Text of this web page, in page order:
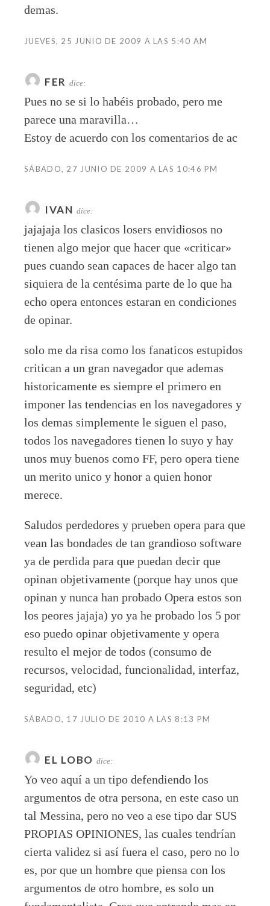
demas.
JUEVES, 25 JUNIO DE 2009 A LAS 5:40 AM
FER dice:
Pues no se si lo habéis probado, pero me
parece una maravilla…
Estoy de acuerdo con los comentarios de ac
SÁBADO, 27 JUNIO DE 2009 A LAS 10:46 PM
IVAN dice:
jajajaja los clasicos losers envidiosos no
tienen algo mejor que hacer que «criticar»
pues cuando sean capaces de hacer algo tan
siquiera de la centésima parte de lo que ha
echo opera entonces estaran en condiciones
de opinar.
solo me da risa como los fanaticos estupidos
critican a un gran navegador que ademas
historicamente es siempre el primero en
imponer las tendencias en los navegadores y
los demas simplemente le siguen el paso,
todos los navegadores tienen lo suyo y hay
unos muy buenos como FF, pero opera tiene
un merito unico y honor a quien honor
merece.
Saludos perdedores y prueben opera para que
vean las bondades de tan grandioso software
ya de perdida para que puedan decir que
opinan objetivamente (porque hay unos que
opinan y nunca han probado Opera estos son
los peores jajaja) yo ya he probado los 5 por
eso puedo opinar objetivamente y opera
resulto el mejor de todos (consumo de
recursos, velocidad, funcionalidad, interfaz,
seguridad, etc)
SÁBADO, 17 JULIO DE 2010 A LAS 8:13 PM
EL LOBO dice:
Yo veo aquí a un tipo defendiendo los
argumentos de otra persona, en este caso un
tal Messina, pero no veo a ese tipo dar SUS
PROPIAS OPINIONES, las cuales tendrían
cierta validez si así fuera el caso, pero no lo
es, por que un hombre que piensa con los
argumentos de otro hombre, es solo un